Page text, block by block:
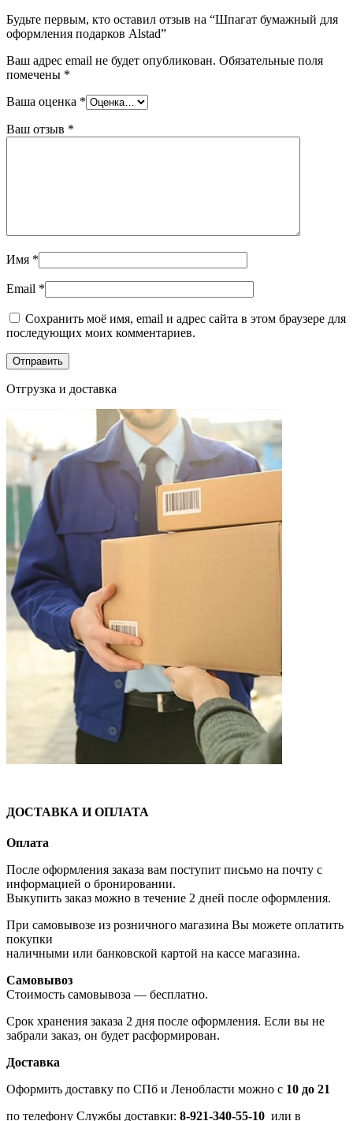
Будьте первым, кто оставил отзыв на “Шпагат бумажный для
оформления подарков Alstad”
Ваш адрес email не будет опубликован. Обязательные поля
помечены *
Ваша оценка *
Ваш отзыв *
Имя *
Email *
Сохранить моё имя, email и адрес сайта в этом браузере для
последующих моих комментариев.
Отгрузка и доставка
ДОСТАВКА И ОПЛАТА
Оплата
После оформления заказа вам поступит письмо на почту с
информацией о бронировании.
Выкупить заказ можно в течение 2 дней после оформления.
При самовывозе из розничного магазина Вы можете оплатить
покупки
наличными или банковской картой на кассе магазина.
Самовывоз
Стоимость самовывоза — бесплатно.
Срок хранения заказа 2 дня после оформления. Если вы не
забрали заказ, он будет расформирован.
Доставка
Оформить доставку по СПб и Ленобласти можно с 10 до 21
по телефону Службы доставки: 8-921-340-55-10 или в